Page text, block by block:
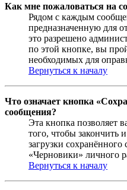
Как мне пожаловаться на
Рядом с каждым
предназначенную для
это разрешено
по этой кнопке, вы
необходимых для
Вернуться к началу
Что означает кнопка
сообщения?
Эта кнопка позволяет
того, чтобы закончить
загрузки
«Черновики» личного
Вернуться к началу